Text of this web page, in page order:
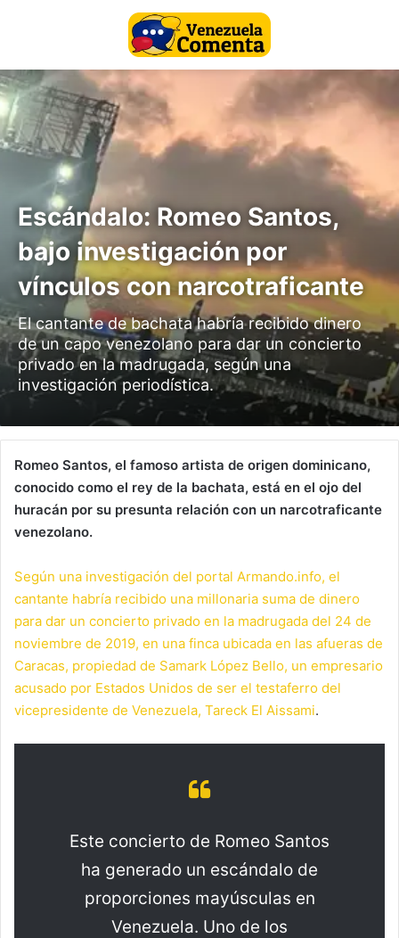
Escándalo: Romeo Santos,
bajo investigación por
vínculos con narcotraficante
El cantante de bachata habría recibido dinero
de un capo venezolano para dar un concierto
privado en la madrugada, según una
investigación periodística.
Romeo Santos, el famoso artista de origen dominicano,
conocido como el rey de la bachata, está en el ojo del
huracán por su presunta relación con un narcotraficante
venezolano.
Según una investigación del portal Armando.info, el
cantante habría recibido una millonaria suma de dinero
para dar un concierto privado en la madrugada del 24 de
noviembre de 2019, en una finca ubicada en las afueras de
Caracas, propiedad de Samark López Bello, un empresario
acusado por Estados Unidos de ser el testaferro del
vicepresidente de Venezuela, Tareck El Aissami.
Este concierto de Romeo Santos
ha generado un escándalo de
proporciones mayúsculas en
Venezuela. Uno de los